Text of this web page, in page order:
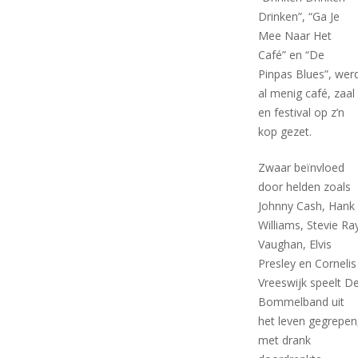
Drinken”, “Ga Je
Mee Naar Het
Café” en “De
Pinpas Blues”,
al menig café, zaal
en festival op z’n
kop gezet.
Zwaar beïnvloed
door helden zoals
Johnny Cash, Hank
Williams, Stevie
Vaughan, Elvis
Presley en Cornelis
Vreeswijk speelt De
Bommelband uit
het leven
met drank